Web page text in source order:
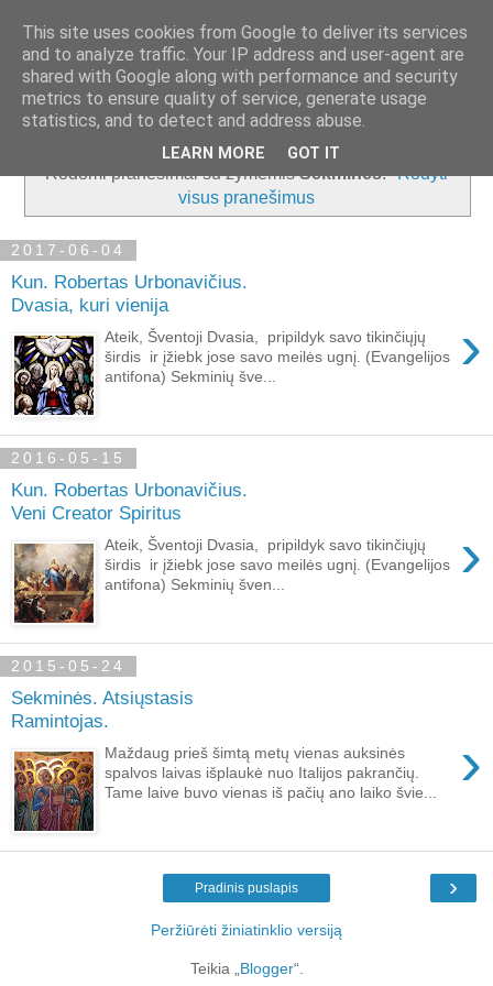
Rodomi pranešimai su žymėmisSekminės. Rodyti
visus pranešimus
2017-06-04
Kun. Robertas Urbonavičius.
Dvasia, kuri vienija
›
Ateik, Šventoji Dvasia, pripildyk savo tikinčiųjų
širdis ir įžiebk jose savo meilės ugnį. (Evangelijos
antifona) Sekminių šve...
2016-05-15
Kun. Robertas Urbonavičius.
Veni Creator Spiritus
›
Ateik, Šventoji Dvasia, pripildyk savo tikinčiųjų
širdis ir įžiebk jose savo meilės ugnį. (Evangelijos
antifona) Sekminių šven...
2015-05-24
Sekminės. Atsiųstasis
Ramintojas.
›
Maždaug prieš šimtą metų vienas auksinės
spalvos laivas išplaukė nuo Italijos pakrančių.
Tame laive buvo vienas iš pačių ano laiko švie...
›
Pradinis puslapis
Peržiūrėti žiniatinklio versiją
Teikia „Blogger“.
This site uses cookies from Google to deliver its services
and to analyze traffic. Your IP address and user-agent are
shared with Google along with performance and security
metrics to ensure quality of service, generate usage
statistics, and to detect and address abuse.
LEARN MORE GOT IT